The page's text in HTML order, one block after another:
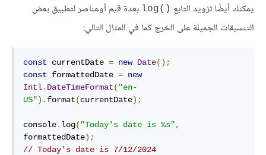
يمكنك أيضًا تزويد التابع ()log
بعدة قيم أوعناصر لتطبيق بعض
التنسيقات الجميلة على الخرج كما في المثال التالي:
const currentDate = new Date();
const formattedDate = new
Intl. DateTimeFormat( "en-
US"). format(currentDate);
console. log( "Today's date is %s",
formattedDate);
// Today's date is 7/12/2024